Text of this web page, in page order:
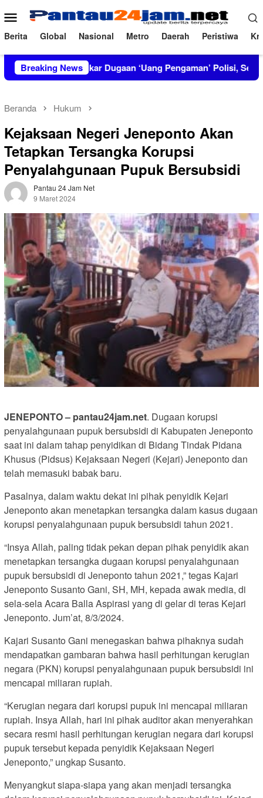
ke
konten
Menu
Mobile
Berita Global Nasional Metro Daerah Peristiwa
Breaking News
IRT Bongkar Dugaan ‘Uang Pengaman’ Polisi, Setor Rp2,5
Beranda Hukum
Kejaksaan Negeri Jeneponto Akan
Tetapkan Tersangka Korupsi
Penyalahgunaan Pupuk Bersubsidi
Pantau 24 Jam Net
9 Maret 2024
JENEPONTO – pantau24jam.net. Dugaan korupsi
penyalahgunaan pupuk bersubsidi di Kabupaten Jeneponto
saat ini dalam tahap penyidikan di Bidang Tindak Pidana
Khusus (Pidsus) Kejaksaan Negeri (Kejari) Jeneponto dan
telah memasuki babak baru.
Pasalnya, dalam waktu dekat ini pihak penyidik Kejari
Jeneponto akan menetapkan tersangka dalam kasus dugaan
korupsi penyalahgunaan pupuk bersubsidi tahun 2021.
“Insya Allah, paling tidak pekan depan pihak penyidik akan
menetapkan tersangka dugaan korupsi penyalahgunaan
pupuk bersubsidi di Jeneponto tahun 2021,” tegas Kajari
Jeneponto Susanto Gani, SH, MH, kepada awak media, di
sela-sela Acara Balla Aspirasi yang di gelar di teras Kejari
Jeneponto. Jum’at, 8/3/2024.
Kajari Susanto Gani menegaskan bahwa pihaknya sudah
mendapatkan gambaran bahwa hasil perhitungan kerugian
negara (PKN) korupsi penyalahgunaan pupuk bersubsidi ini
mencapai miliaran rupiah.
“Kerugian negara dari korupsi pupuk ini mencapai miliaran
rupiah. Insya Allah, hari ini pihak auditor akan menyerahkan
secara resmi hasil perhitungan kerugian negara dari korupsi
pupuk tersebut kepada penyidik Kejaksaan Negeri
Jeneponto,” ungkap Susanto.
Menyangkut siapa-siapa yang akan menjadi tersangka